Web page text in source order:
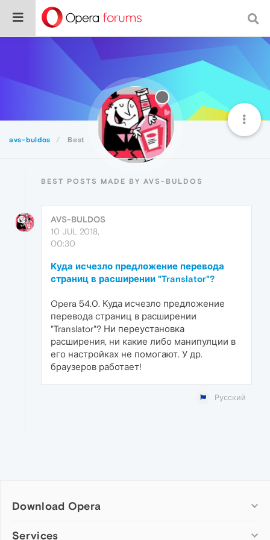
avs-buldos Best
BEST POSTS MADE BY AVS-BULDOS
AVS-BULDOS
10 JUL 2018,
00:30
Куда исчезло предложение перевода
страниц в расширении "Translator"?
Opera 54.0. Куда исчезло предложение
перевода страниц в расширении
"Translator"? Ни переустановка
расширения, ни какие либо манипулции в
его настройках не помогают. У др.
браузеров работает!
Русский
Download Opera
Computer browsers
Services